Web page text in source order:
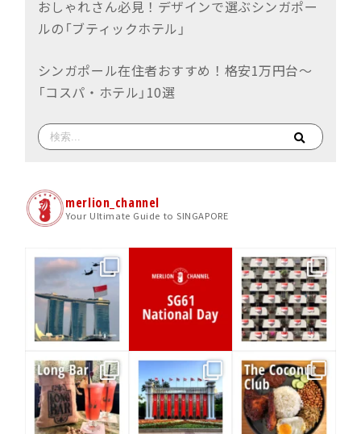
おしゃれさん必見！デザインで選ぶシンガポー
ルの「ブティックホテル」
シンガポール在住者おすすめ！格安1万円台〜
「コスパ・ホテル」10選
merlion_channel
Your Ultimate Guide to SINGAPORE